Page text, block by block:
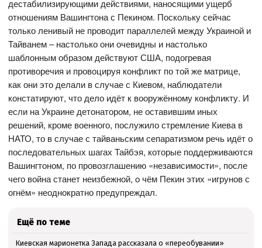
дестабилизирующими действиями, наносящими ущерб
отношениям Вашингтона с Пекином. Поскольку сейчас
только ленивый не проводит параллелей между Украиной и
Тайванем – настолько они очевидны и настолько
шаблонным образом действуют США, подогревая
противоречия и провоцируя конфликт по той же матрице,
как они это делали в случае с Киевом, наблюдатели
констатируют, что дело идёт к вооружённому конфликту. И
если на Украине детонатором, не оставившим иных
решений, кроме военного, послужило стремление Киева в
НАТО, то в случае с тайваньским сепаратизмом речь идёт о
последовательных шагах Тайбэя, которые поддерживаются
Вашингтоном, по провозглашению «независимости», после
чего война станет неизбежной, о чём Пекин этих «игрунов с
огнём» неоднократно предупреждал.
Ещё по теме
Киевская марионетка Запада рассказала о «переобувании»